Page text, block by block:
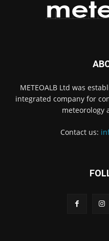
METEOALB Ltd was
integrated company for
meteorology
Contact us: